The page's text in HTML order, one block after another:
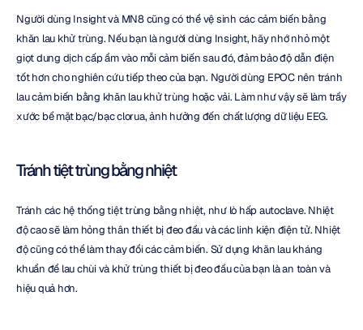
Người dùng Insight và MN8 cũng có thể vệ sinh các cảm biến bằng
khăn lau khử trùng. Nếu bạn là người dùng Insight, hãy nhớ nhỏ một
giọt dung dịch cấp ẩm vào mỗi cảm biến sau đó, đảm bảo độ dẫn điện
tốt hơn cho nghiên cứu tiếp theo của bạn. Người dùng EPOC nên tránh
lau cảm biến bằng khăn lau khử trùng hoặc vải. Làm như vậy sẽ làm trầy
xước bề mặt bạc/bạc clorua, ảnh hưởng đến chất lượng dữ liệu EEG.
Tránh tiệt trùng bằng nhiệt
Tránh các hệ thống tiệt trùng bằng nhiệt, như lò hấp autoclave. Nhiệt
độ cao sẽ làm hỏng thân thiết bị đeo đầu và các linh kiện điện tử. Nhiệt
độ cũng có thể làm thay đổi các cảm biến. Sử dụng khăn lau kháng
khuẩn để lau chùi và khử trùng thiết bị đeo đầu của bạn là an toàn và
hiệu quả hơn.